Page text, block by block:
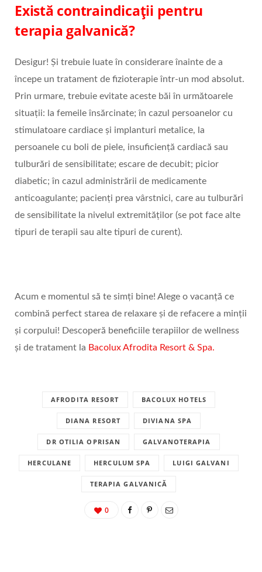
Există contraindicații pentru
terapia galvanică?
Desigur! Și trebuie luate în considerare înainte de a
începe un tratament de fizioterapie într-un mod absolut.
Prin urmare, trebuie evitate aceste băi în următoarele
situații: la femeile însărcinate; în cazul persoanelor cu
stimulatoare cardiace și implanturi metalice, la
persoanele cu boli de piele, insuficiență cardiacă sau
tulburări de sensibilitate; escare de decubit; picior
diabetic; în cazul administrării de medicamente
anticoagulante; pacienți prea vârstnici, care au tulburări
de sensibilitate la nivelul extremităților (se pot face alte
tipuri de terapii sau alte tipuri de curent).
Acum e momentul să te simți bine! Alege o vacanță ce
combină perfect starea de relaxare și de refacere a minții
și corpului! Descoperă beneficiile terapiilor de wellness
și de tratament la Bacolux Afrodita Resort & Spa.
AFRODITA RESORT BACOLUX HOTELS
DIANA RESORT DIVIANA SPA
DR OTILIA OPRISAN GALVANOTERAPIA
HERCULANE HERCULUM SPA LUIGI GALVANI
TERAPIA GALVANICĂ
0